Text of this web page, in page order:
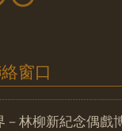
窗口
－林柳新紀念偶戲